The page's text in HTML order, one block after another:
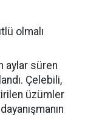
olmalı
aylar süren
Çelebili,
üzümler